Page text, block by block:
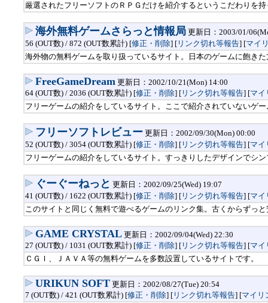
厳選されたフリーソフトのＲＰＧだけを紹介するというこだわりを
海外無料ゲームさらっと情報局 更新日：2003/01/
56 (OUT数) / 872 (OUT数累計) [修正・削除] [ リンク切れ等報告] [マイ
海外物の無料ゲームを取り扱っているサイト。日本のゲームに飽き
FreeGameDream 更新日：2002/10/21(Mon) 14:00
64 (OUT数) / 2036 (OUT数累計) [修正・削除] [ リンク切れ等報告] [マイ
フリーゲームの紹介をしているサイト。ここで紹介されていないゲ
フリーソフトレビュー 更新日：2002/09/30(Mon) 00:00
52 (OUT数) / 3054 (OUT数累計) [修正・削除] [ リンク切れ等報告] [マイ
フリーゲームの紹介をしているサイト。すっきりしたデザインでシ
ぐーぐーねっと 更新日：2002/09/25(Wed) 19:07
41 (OUT数) / 1622 (OUT数累計) [修正・削除] [ リンク切れ等報告] [マイ
このサイトと同じく無料で遊べるゲームのリンク集。古くからずっ
GAME CRYSTAL 更新日：2002/09/04(Wed) 22:30
27 (OUT数) / 1031 (OUT数累計) [修正・削除] [ リンク切れ等報告] [マイ
ＣＧＩ、ＪＡＶＡ等の無料ゲームを多数設置しているサイトです。
URIKUN SOFT 更新日：2002/08/27(Tue) 20:54
7 (OUT数) / 421 (OUT数累計) [修正・削除] [ リンク切れ等報告] [マイリ